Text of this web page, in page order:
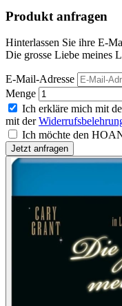
Produkt anfragen
Hinterlassen Sie ihre E-
Die grosse Liebe meines
E-Mail-Adresse
Menge
Ich erkläre mich mit
mit der
Ich möchte den